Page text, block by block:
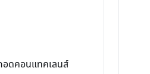
อดคอนแทคเลนส์